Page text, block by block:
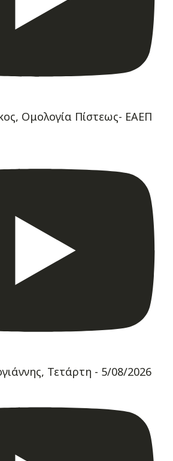
Ομολογία Πίστεως- ΕΑΕΠ
Τετάρτη - 5/08/2026